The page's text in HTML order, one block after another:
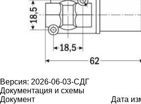
Версия: 2026-06-03-СДГ
Документация и схемы
Документ
Дата